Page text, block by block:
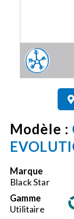
Modèle :
Marque
Black Star
Gamme
Utilitaire